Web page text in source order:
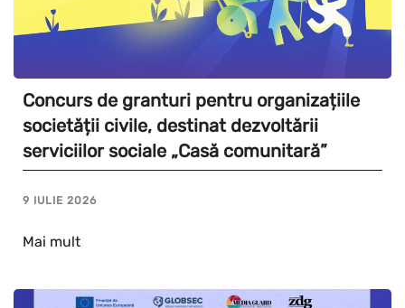
Concurs de granturi pentru organizațiile
societății civile, destinat dezvoltării
serviciilor sociale „Casă comunitară”
9 IULIE 2026
Mai mult